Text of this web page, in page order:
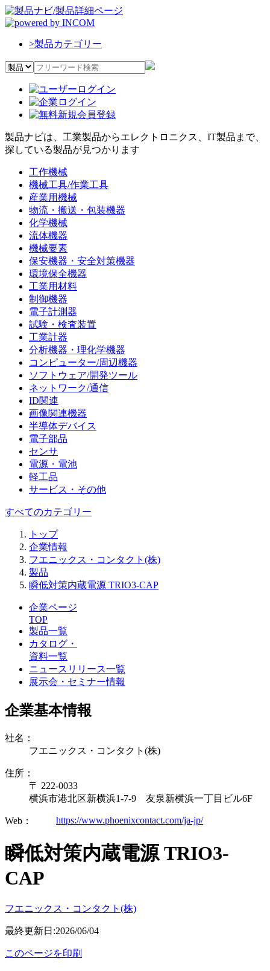
>製品カテゴリー
製品ナビは、工業製品からエレクトロニクス、IT製品まで、
探している製品が見つかります
工作機械
機械工具/作業工具
産業用機械
物流・搬送・包装機器
化学機械
流体機器
機械要素
保安機器・安全対策機器
環境保全機器
工業用材料
制御機器
電子計測器
試験・検査装置
工業計器
分析機器・理化学機器
コンピューター/周辺機器
ソフトウェア/開発ツール
ネットワーク/通信
ID関連
画像関連機器
半導体デバイス
電子部品
センサ
電源・電池
軽工品
サービス・その他
すべてのカテゴリー
トップ
企業情報
フエニックス・コンタクト(株)
製品
瞬低対策内蔵電源 TRIO3-CAP
企業ページ
TOP
製品一覧
カタログ・
資料一覧
ニュースリリース一覧
展示会・セミナー情報
企業基本情報
社名：
フエニックス・コンタクト(株)
住所：
〒 222-0033
横浜市港北区新横浜1-7-9 友泉新横浜一丁目ビル6F
Web： https://www.phoenixcontact.com/ja-jp/
瞬低対策内蔵電源 TRIO3-
CAP
フエニックス・コンタクト(株)
最終更新日:2026/06/04
このページを印刷